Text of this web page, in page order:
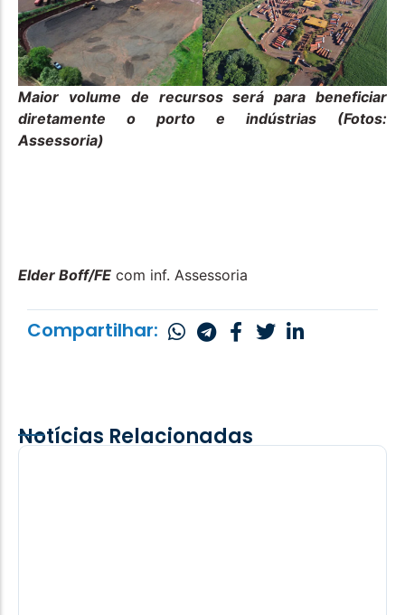
Maior volume de recursos será para beneficiar
diretamente o porto e indústrias (Fotos:
Assessoria)
Elder Boff/FE com inf. Assessoria
Compartilhar:
Notícias Relacionadas